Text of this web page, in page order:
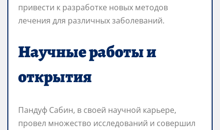
привести к разработке новых методов
лечения для различных заболеваний.
Научные работы и
открытия
Пандуф Сабин, в своей научной карьере,
провел множество исследований и совершил